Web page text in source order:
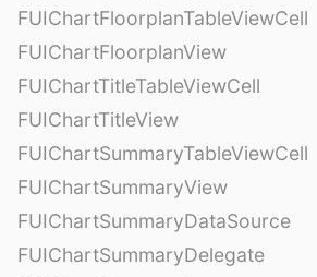
FUIChartFloorplanTableViewCell
FUIChartFloorplanView
FUIChartTitleTableViewCell
FUIChartTitleView
FUIChartSummaryTableViewCell
FUIChartSummaryView
FUIChartSummaryDataSource
FUIChartSummaryDelegate